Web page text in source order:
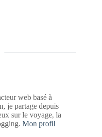
web basé à
je partage depuis
sur le voyage, la
Mon profil